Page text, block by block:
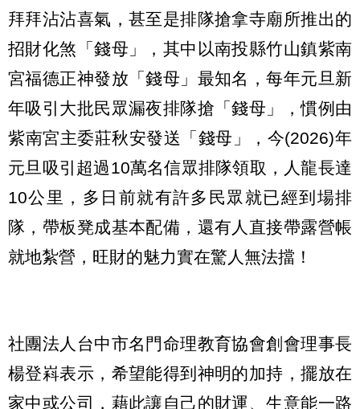
拜拜沾沾喜氣，甚至是排隊搶拿寺廟所推出的
招財化煞「錢母」，其中以南投縣竹山鎮紫南
宮福德正神發放「錢母」最知名，每年元旦新
年吸引大批民眾漏夜排隊搶「錢母」，慣例由
紫南宮主委莊秋安發送「錢母」，今(2026)年
元旦吸引超過10萬名信眾排隊領取，人龍長達
10公里，多日前就有許多民眾就已經到場排
隊，帶板凳成基本配備，還有人直接帶露營帳
就地紮營，旺財的魅力實在驚人無法擋！
社團法人台中市名門命理教育協會創會理事長
楊登嵙表示，希望能得到神明的加持，擺放在
家中或公司，藉此讓自己的財運、生意能一路